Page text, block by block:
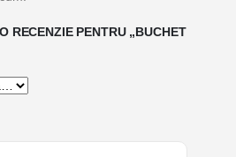
RECENZIE PENTRU „BUCHET